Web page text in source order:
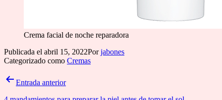
Crema facial de noche reparadora
Publicada el abril 15, 2022Porjabones
Categorizado como Cremas
Navegación
Entrada anterior